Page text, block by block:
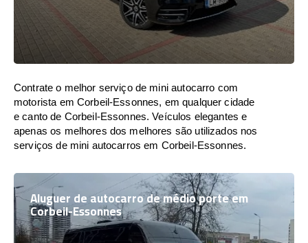
Contrate o melhor serviço de mini autocarro com
motorista em Corbeil-Essonnes, em qualquer cidade
e canto de Corbeil-Essonnes. Veículos elegantes e
apenas os melhores dos melhores são utilizados nos
serviços de mini autocarros em Corbeil-Essonnes.
Aluguer de autocarro de médio porte em
Corbeil-Essonnes